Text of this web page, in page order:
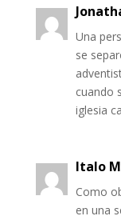
Una
se
cuando
iglesia
Italo
Como
en una